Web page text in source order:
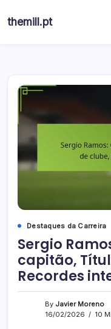
tothemill.pt
Destaques da Carreira
Sergio
capitão,
Recordes
By Javier Moreno
16/02/2026
10